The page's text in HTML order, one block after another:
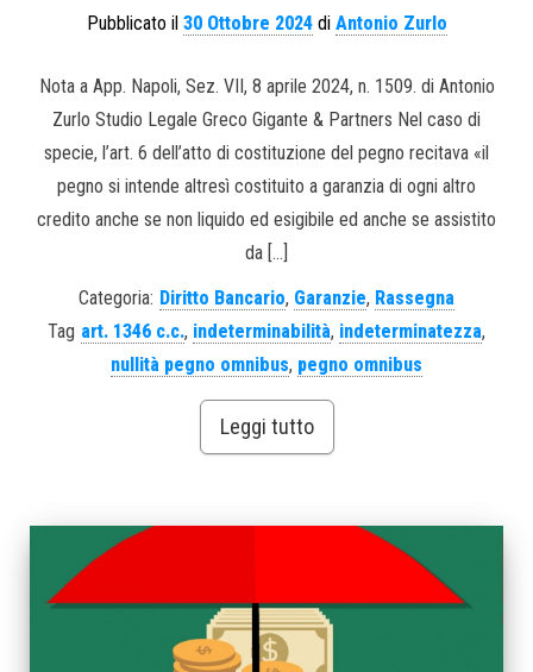
Pubblicato il 30 Ottobre 2024di Antonio Zurlo
Nota a App. Napoli, Sez. VII, 8 aprile 2024, n. 1509. di Antonio
Zurlo Studio Legale Greco Gigante & Partners Nel caso di
specie, l’art. 6 dell’atto di costituzione del pegno recitava «il
pegno si intende altresì costituito a garanzia di ogni altro
credito anche se non liquido ed esigibile ed anche se assistito
da […]
Categoria: Diritto Bancario, Garanzie, Rassegna
Tag art. 1346 c.c., indeterminabilità, indeterminatezza,
nullità pegno omnibus, pegno omnibus
Leggi tutto